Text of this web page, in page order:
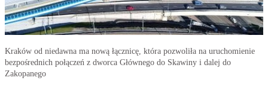
Kraków od niedawna ma nową łącznicę, która pozwoliła na uruchomienie
bezpośrednich połączeń z dworca Głównego do Skawiny i dalej do
Zakopanego